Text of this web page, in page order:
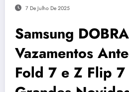
7 De Julho De 2025
Samsung
Vazamentos
Fold 7 e Z Flip 7